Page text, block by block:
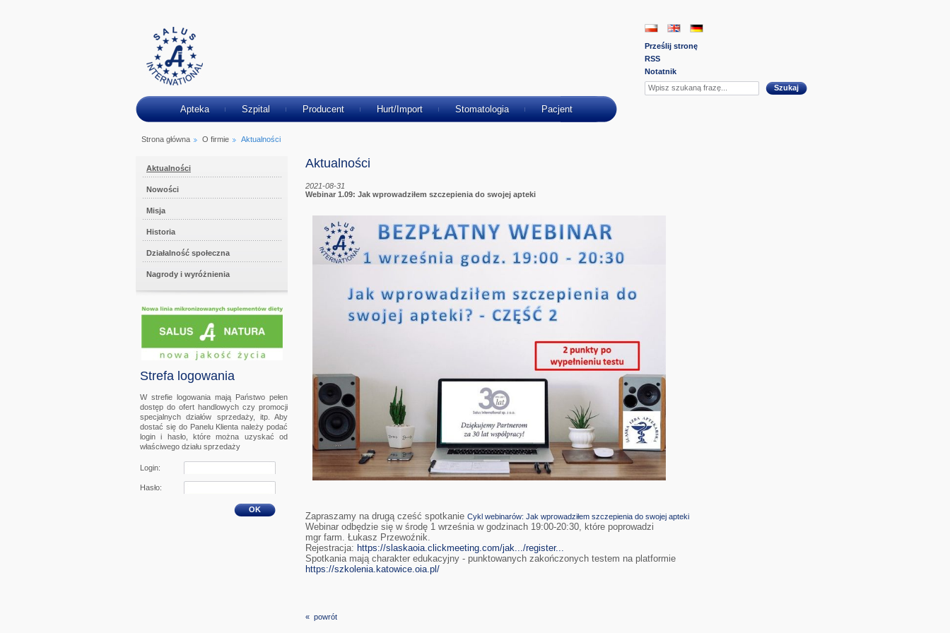
Prześlij stronę
RSS
Notatnik
Szukaj
Apteka Szpital Producent Hurt/Import Stomatologia Pacjent
Strona główna O firmie Aktualności
Aktualności
Nowości
Misja
Historia
Działalność społeczna
Nagrody i wyróżnienia
Strefa logowania
W strefie logowania mają Państwo pełen
dostęp do ofert handlowych czy promocji
specjalnych działów sprzedaży, itp. Aby
dostać się do Panelu Klienta należy podać
login i hasło, które można uzyskać od
właściwego działu sprzedaży
Login:
Hasło:
OK
Aktualności
2021-08-31
Webinar 1.09: Jak wprowadziłem szczepienia do swojej apteki
Zapraszamy na drugą cześć spotkanie Cykl webinarów: Jak wprowadziłem szczepienia do swojej apteki
Webinar odbędzie się w środę 1 września w godzinach 19:00-20:30, które poprowadzi
mgr farm. Łukasz Przewoźnik.
Rejestracja: https://slaskaoia.clickmeeting.com/jak.../register...
Spotkania mają charakter edukacyjny - punktowanych zakończonych testem na platformie
https://szkolenia.katowice.oia.pl/
« powrót